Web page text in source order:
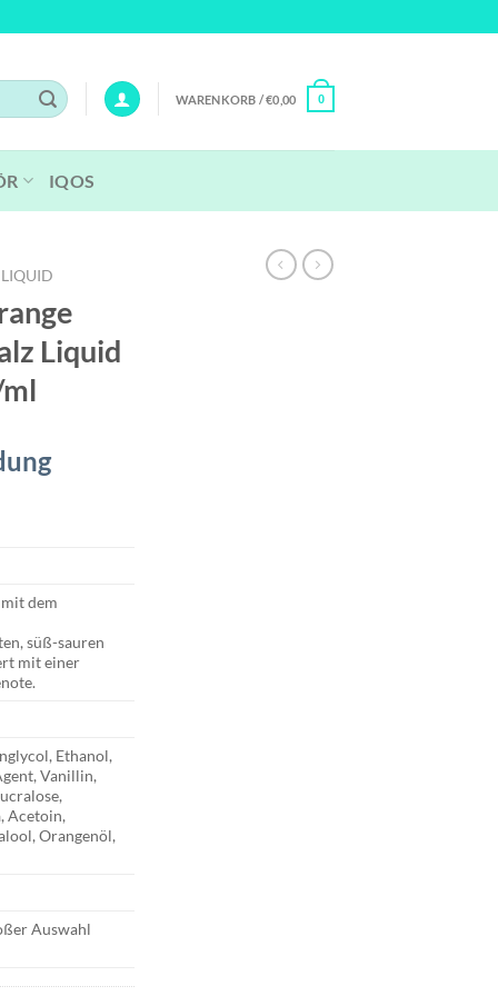
WARENKORB /€0,00 0
IQOS
Liquid
dem
süß-sauren
mit einer
Ethanol,
Vanillin,
Acetoin,
Orangenöl,
Auswahl